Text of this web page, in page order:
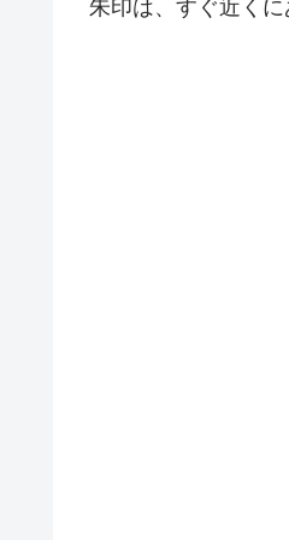
朱印は、すぐ近くに